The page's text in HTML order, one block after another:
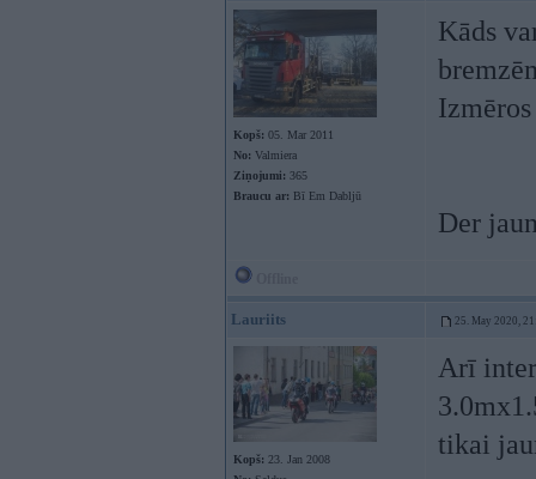
Kopš: 05. Mar 2011
No: Valmiera
Ziņojumi: 365
Braucu ar: Bī Em Dabljū
Kāds
Der
Lauriits 25. May 2020,
Kopš: 23. Jan 2008
Arī
tikai